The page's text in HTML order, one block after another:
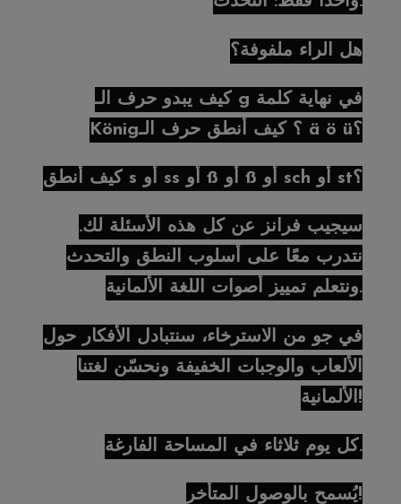
هل الراء ملفوفة؟
كيف يبدو حرف الـ g في نهاية كلمة
König؟ كيف أنطق حرف الـ ä ö ü؟
كيف أنطق s أو ss أو ß أو ß أو sch أو st؟
سيجيب فرانز عن كل هذه الأسئلة لك.
نتدرب معًا على أسلوب النطق والتحدث
ونتعلم تمييز أصوات اللغة الألمانية.
في جو من الاسترخاء، سنتبادل الأفكار حول
الألعاب والوجبات الخفيفة ونحسّن لغتنا
الألمانية!
كل يوم ثلاثاء في المساحة الفارغة.
يُسمح بالوصول المتأخر!